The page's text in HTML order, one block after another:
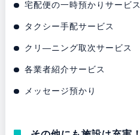
宅配便の一時預かりサービス
タクシー手配サービス
クリ―ニング取次サービス
各業者紹介サービス
メッセージ預かり